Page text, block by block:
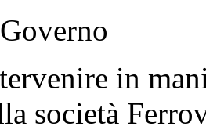
in
società